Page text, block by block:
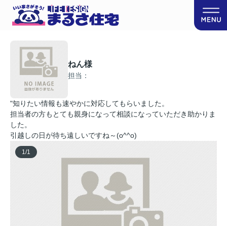
ねん様
担当：
"知りたい情報も速やかに対応してもらいました。
担当者の方もとても親身になって相談になっていただき助かりま
した。
引越しの日が待ち遠しいですね～(o^^o)
1/1